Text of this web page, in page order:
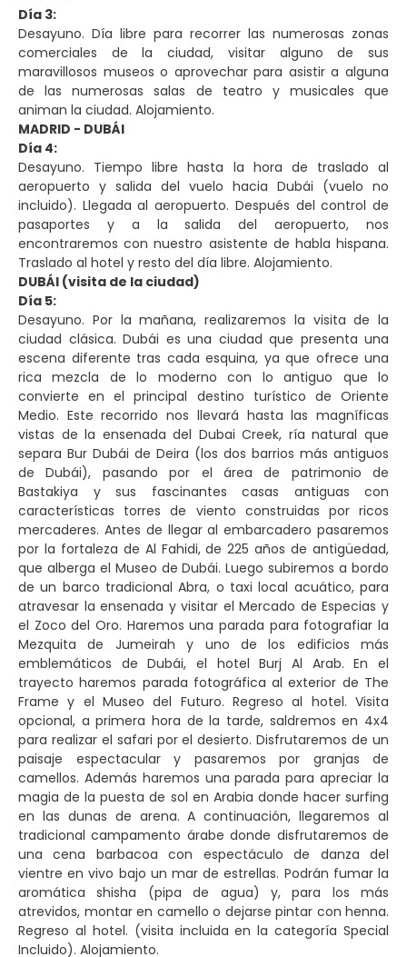
Día 3:
Desayuno. Día libre para recorrer las numerosas zonas
comerciales de la ciudad, visitar alguno de sus
maravillosos museos o aprovechar para asistir a alguna
de las numerosas salas de teatro y musicales que
animan la ciudad. Alojamiento.
MADRID - DUBÁI
Día 4:
Desayuno. Tiempo libre hasta la hora de traslado al
aeropuerto y salida del vuelo hacia Dubái (vuelo no
incluido). Llegada al aeropuerto. Después del control de
pasaportes y a la salida del aeropuerto, nos
encontraremos con nuestro asistente de habla hispana.
Traslado al hotel y resto del día libre. Alojamiento.
DUBÁI (visita de la ciudad)
Día 5:
Desayuno. Por la mañana, realizaremos la visita de la
ciudad clásica. Dubái es una ciudad que presenta una
escena diferente tras cada esquina, ya que ofrece una
rica mezcla de lo moderno con lo antiguo que lo
convierte en el principal destino turístico de Oriente
Medio. Este recorrido nos llevará hasta las magníficas
vistas de la ensenada del Dubai Creek, ría natural que
separa Bur Dubái de Deira (los dos barrios más antiguos
de Dubái), pasando por el área de patrimonio de
Bastakiya y sus fascinantes casas antiguas con
características torres de viento construidas por ricos
mercaderes. Antes de llegar al embarcadero pasaremos
por la fortaleza de Al Fahidi, de 225 años de antigüedad,
que alberga el Museo de Dubái. Luego subiremos a bordo
de un barco tradicional Abra, o taxi local acuático, para
atravesar la ensenada y visitar el Mercado de Especias y
el Zoco del Oro. Haremos una parada para fotografiar la
Mezquita de Jumeirah y uno de los edificios más
emblemáticos de Dubái, el hotel Burj Al Arab. En el
trayecto haremos parada fotográfica al exterior de The
Frame y el Museo del Futuro. Regreso al hotel. Visita
opcional, a primera hora de la tarde, saldremos en 4x4
para realizar el safari por el desierto. Disfrutaremos de un
paisaje espectacular y pasaremos por granjas de
camellos. Además haremos una parada para apreciar la
magia de la puesta de sol en Arabia donde hacer surfing
en las dunas de arena. A continuación, llegaremos al
tradicional campamento árabe donde disfrutaremos de
una cena barbacoa con espectáculo de danza del
vientre en vivo bajo un mar de estrellas. Podrán fumar la
aromática shisha (pipa de agua) y, para los más
atrevidos, montar en camello o dejarse pintar con henna.
Regreso al hotel. (visita incluida en la categoría Special
Incluido). Alojamiento.